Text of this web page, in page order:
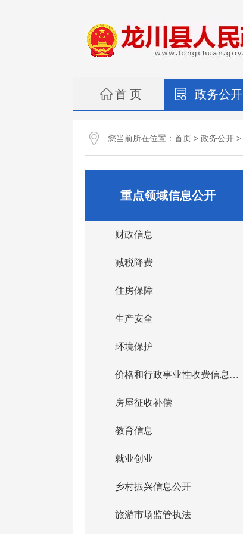
首 页 政务公开
您当前所在位置： 首页 > 政务公开 >
重点领域信息公开
财政信息
减税降费
住房保障
生产安全
环境保护
价格和行政事业性收费信息公开
房屋征收补偿
教育信息
就业创业
乡村振兴信息公开
旅游市场监管执法